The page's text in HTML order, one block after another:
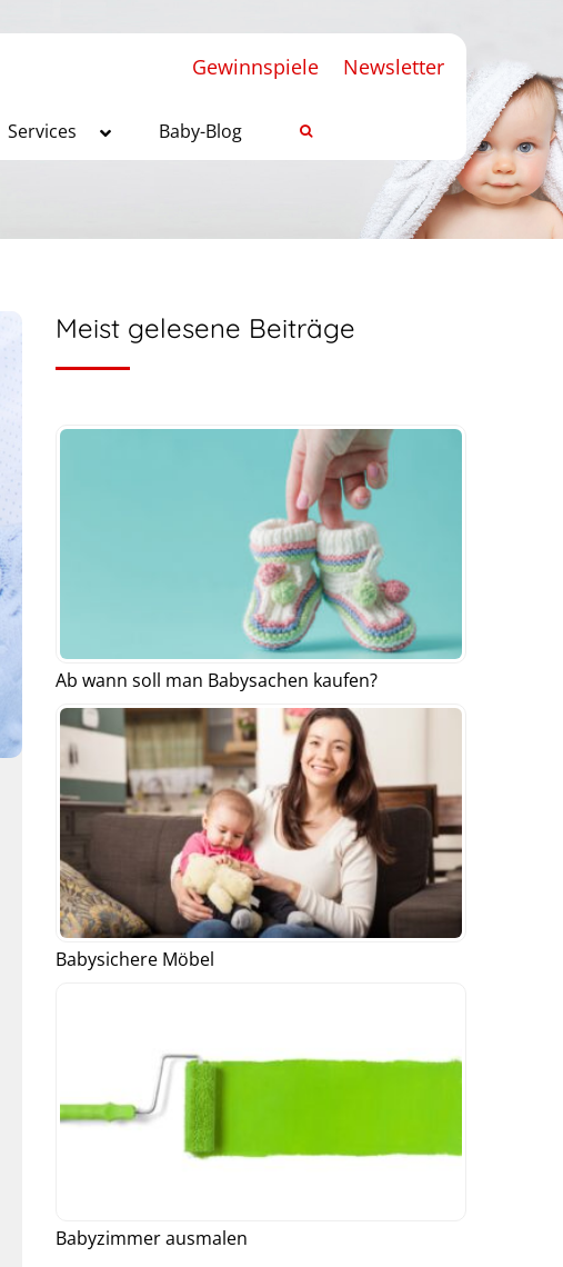
Gewinnspiele Newsletter
Services Baby-Blog
Meist gelesene Beiträge
Ab wann soll man Babysachen kaufen?
Babysichere Möbel
Babyzimmer ausmalen